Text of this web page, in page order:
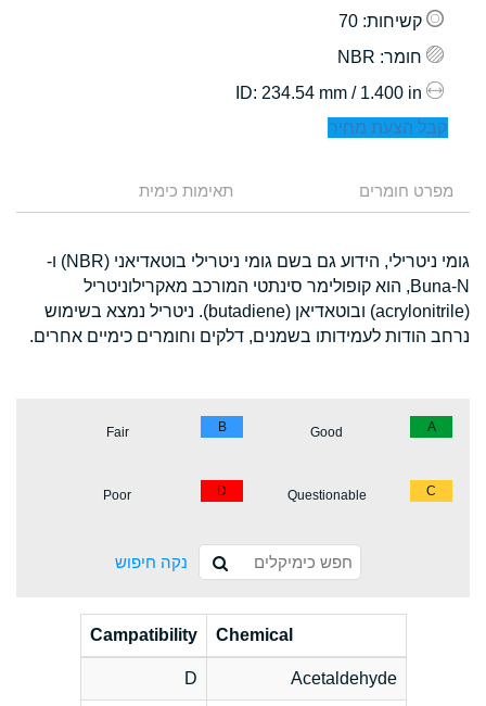
קשיחות: 70
חומר: NBR
: 234.54 mm / 1.400 in
קבל הצעת מחיר
מפרט חומרים תאימות כימית
גומי ניטרילי, הידוע גם בשם גומי ניטרילי בוטאדיאני (NBR) ו-
Buna-N, הוא קופולימר סינתטי המורכב מאקרילוניטריל
(acrylonitrile) ובוטאדיאן (butadiene). ניטריל נמצא בשימוש
נרחב הודות לעמידותו בשמנים, דלקים וחומרים כימיים אחרים.
A
Good
B
Fair
C
Questionable
D
Poor
נקה חיפוש
Chemical
Campatibility
Acetaldehyde
D